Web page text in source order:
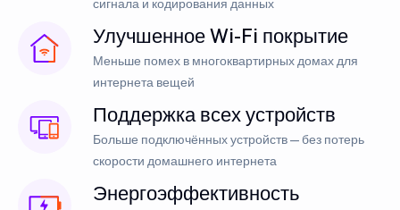
сигнала и кодирования данных
Улучшенное Wi-Fi покрытие
Меньше помех в многоквартирных домах для
интернета вещей
Поддержка всех устройств
Больше подключённых устройств — без потерь
скорости домашнего интернета
Энергоэффективность